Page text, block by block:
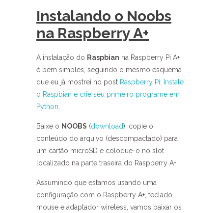
Instalando o Noobs
na Raspberry A+
A instalação do Raspbian na Raspberry Pi A+
é bem simples, seguindo o mesmo esquema
que eu já mostrei no post Raspberry Pi: Instale
o Raspbian e crie seu primeiro programe em
Python
Baixe o NOOBS (download), copie o
conteúdo do arquivo (descompactado) para
um cartão microSD e coloque-o no slot
localizado na parte traseira do Raspberry A+.
Assumindo que estamos usando uma
configuração com o Raspberry A+, teclado,
mouse e adaptador wireless, vamos baixar os